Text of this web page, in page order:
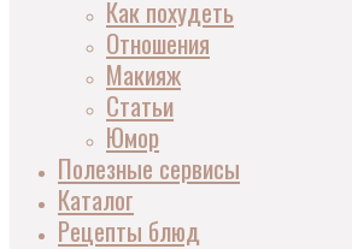
Как похудеть
Отношения
Макияж
Статьи
Юмор
Полезные сервисы
Каталог
Рецепты блюд